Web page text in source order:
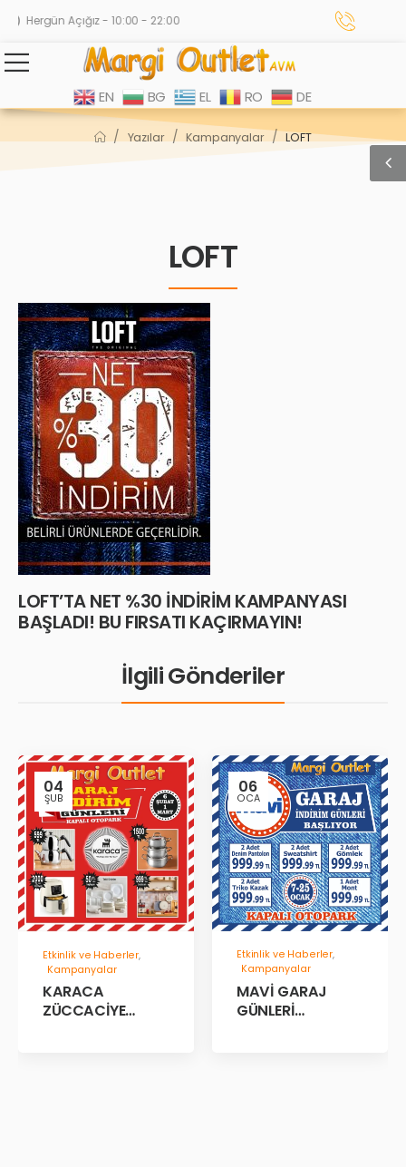
Hergün Açığız - 10:00 - 22:00
EN BG EL RO DE
/ Yazılar / Kampanyalar / LOFT
LOFT
LOFT’TA NET %30 İNDİRİM KAMPANYASI
BAŞLADI! BU FIRSATI KAÇIRMAYIN!
İlgili Gönderiler
04
ŞUB
Etkinlik ve Haberler,
Kampanyalar
KARACA
ZÜCCACİYE
06
OCA
Etkinlik ve Haberler,
Kampanyalar
MAVİ GARAJ
GÜNLERİ